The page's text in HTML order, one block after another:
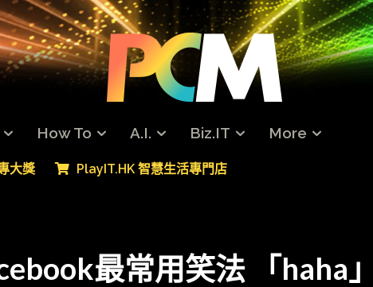
How To A.I. Biz.IT More
大獎 PlayIT.HK 智慧生活專門店
最常用笑法 「haha